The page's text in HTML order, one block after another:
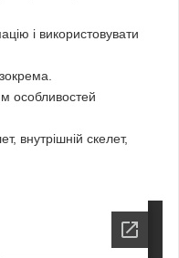
і використовувати
особливостей
внутрішній скелет,